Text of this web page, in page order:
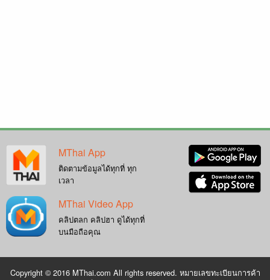
MThai App
ติดตามข้อมูลได้ทุกที่ ทุก
เวลา
MThai Video App
คลิปตลก คลิปฮา ดูได้ทุกที่
บนมือถือคุณ
Copyright © 2016 MThai.com All rights reserved. หมายเลขทะเบียนการค้า